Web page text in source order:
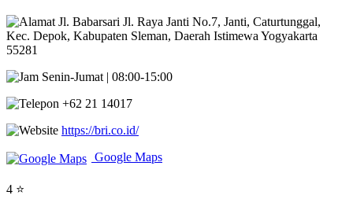
Jl. Babarsari Jl. Raya Janti No.7, Janti, Caturtunggal,
Kec. Depok, Kabupaten Sleman, Daerah Istimewa Yogyakarta
55281
Senin-Jumat | 08:00-15:00
+62 21 14017
https://bri.co.id/
Google Maps
4 ⭐